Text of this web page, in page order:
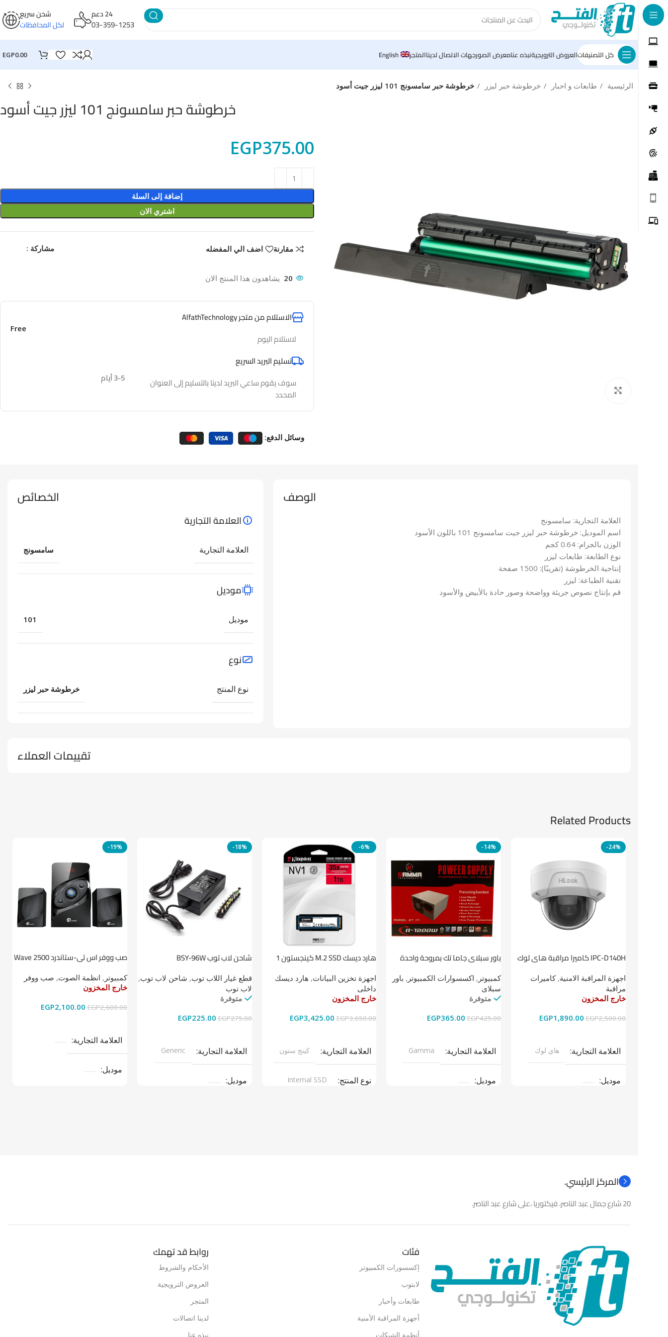
24 دعم
03-359-1253
شحن سريع
لكل المحافظات
كل التصنيفاتالعروض الترويجيةنبذه عنامعرض الصورجهات الاتصال لديناالمتجر English
EGP0.00
الرئيسية طابعات و احبار خرطوشة حبر ليزر خرطوشة حبر سامسونج 101 ليزر جيت أسود
خرطوشة حبر سامسونج 101 ليزر جيت أسود
EGP375.00
إضافة إلى السلة
اشتري الان
مقارنة اضف الي المفضله مشاركة :
20 يشاهدون هذا المنتج الان
الاستلام من متجر AlfathTechnology
لاستلام اليوم
Free
تسليم البريد السريع
سوف يقوم ساعي البريد لدينا بالتسليم إلى العنوان
المحدد
3-5 أيام
وسائل الدفع:
الوصف
العلامة التجارية: سامسونج
اسم الموديل: خرطوشة حبر ليزر جيت سامسونج 101 باللون الأسود
الوزن بالجرام: 0.64 كجم
نوع الطابعة: طابعات ليزر
إنتاجية الخرطوشة (تقريبًا): 1500 صفحة
تقنية الطباعة: ليزر
قم بإنتاج نصوص جريئة وواضحة وصور حادة بالأبيض والأسود
الخصائص
العلامة التجارية
العلامة التجارية سامسونج
موديل
موديل 101
نوع
نوع المنتج خرطوشة حبر ليزر
تقييمات العملاء
Related Products
-24%
IPC-D140H كاميرا مراقبة هاى لوك
اجهزة المراقبة الامنية,كاميرات
مراقبة
خارج المخزون
EGP2,500.00
EGP1,890.00
العلامة التجارية هاي لوك
موديل
-14%
باور سبلاي جاما تك بمروحة واحدة
كمبيوتر , اكسسوارات الكمبيوتر , باور
سبلاى
متوفرة
EGP425.00
EGP365.00
العلامة التجارية Gamma
موديل
-6%
هارد ديسك M.2 SSD كينجستون 1
اجهزة تخزين البيانات, هارد ديسك
داخلى
خارج المخزون
EGP3,650.00
EGP3,425.00
العلامة التجارية كينج ستون
نوع المنتج Internal SSD
-18%
شاحن لاب توب BSY-96W
قطع غيار اللاب توب, شاحن لاب توب,
لاب توب
متوفرة
EGP275.00
EGP225.00
العلامة التجارية Generic
موديل
-19%
صب ووفر اس تي-ستاندرد Wave 2500
كمبيوتر , انظمة الصوت, صب ووفر
خارج المخزون
EGP2,600.00
EGP2,100.00
العلامة التجارية
موديل
المركز الرئيسي.
20 شارع جمال عبد الناصر، فيكتوريا ،على شارع عبد الناصر.
فئات
إكسسورات الكمبيوتر
لابتوب
طابعات وأحبار
أجهزة المراقبة الأمنية
أنظمة الشبكات
روابط قد تهمك
الأحكام والشروط
العروض الترويجية
المتجر
لدينا اتصالات
نبذه عنا